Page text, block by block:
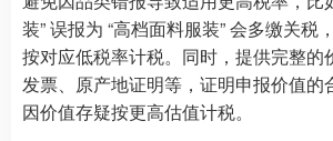
装” 误报为 “高档面料服装” 会多缴关税
按对应低税率计税。同时，提供完整的
发票、原产地证明等，证明申报价值的
因价值存疑按更高估值计税。